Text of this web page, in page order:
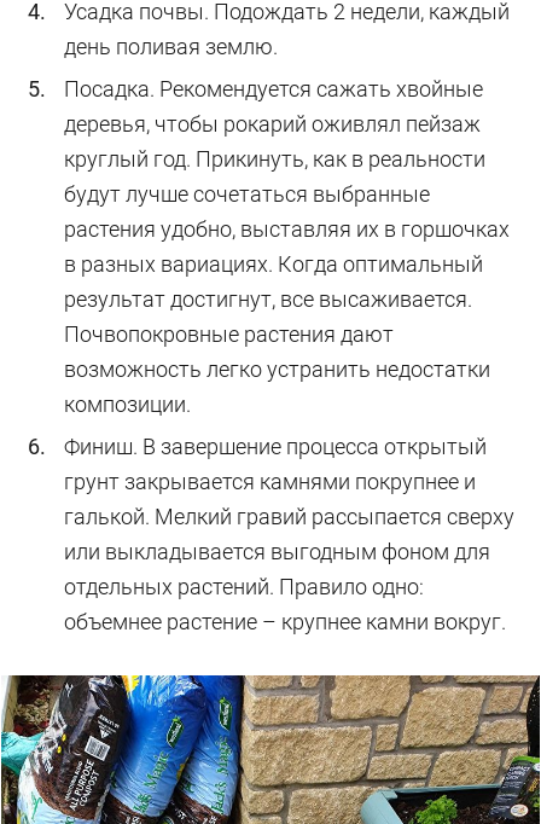
Усадка почвы. Подождать 2 недели, каждый
день поливая землю.
Посадка. Рекомендуется сажать хвойные
деревья, чтобы рокарий оживлял пейзаж
круглый год. Прикинуть, как в реальности
будут лучше сочетаться выбранные
растения удобно, выставляя их в горшочках
в разных вариациях. Когда оптимальный
результат достигнут, все высаживается.
Почвопокровные растения дают
возможность легко устранить недостатки
композиции.
Финиш. В завершение процесса открытый
грунт закрывается камнями покрупнее и
галькой. Мелкий гравий рассыпается сверху
или выкладывается выгодным фоном для
отдельных растений. Правило одно:
объемнее растение – крупнее камни вокруг.